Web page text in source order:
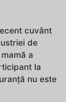
cuvânt
de
a
la
nu este